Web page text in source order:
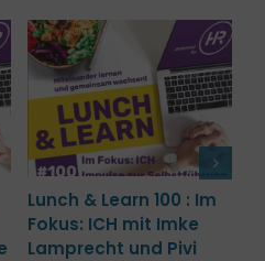
Lunch & Learn 107 :
Musterwechsel
7. Juli 2022 | 0 Kommentare